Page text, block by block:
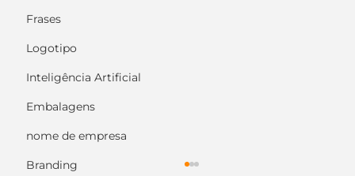
Frases
Logotipo
Inteligência Artificial
Embalagens
nome de empresa
Branding